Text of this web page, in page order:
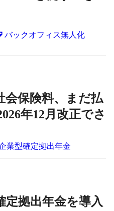
バックオフィス無人化
会保険料、まだ払
年12月改正でさ
業型確定拠出年金
定拠出年金を導入